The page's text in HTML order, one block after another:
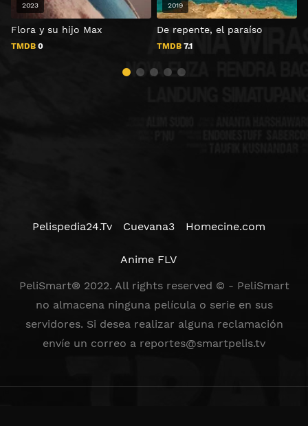
Flora y su hijo Max
TMDB 0
2023
De repente, el paraíso
TMDB 7.1
2019
Pelispedia24.Tv Cuevana3 Homecine.com
Anime FLV
PeliSmart® 2022. All rights reserved © - PeliSmart
no almacena ninguna película o serie en sus
servidores. Si desea realizar alguna reclamación
envíe un correo a reportes@smartpelis.tv